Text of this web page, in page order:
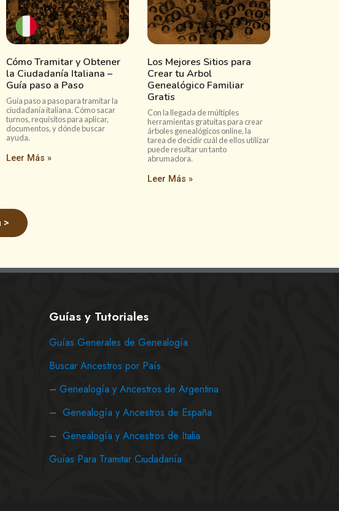
Cómo Tramitar y Obtener
la Ciudadanía Italiana –
Guía paso a Paso
Guía paso a paso para tramitar la
ciudadanía italiana. Cómo sacar
turnos, requisitos para aplicar,
documentos, y dónde buscar
ayuda.
Leer Más »
Los Mejores Sitios para
Crear tu Arbol
Genealógico Familiar
Gratis
Con la llegada de múltiples
herramientas gratuitas para crear
árboles genealógicos online, la
tarea de decidir cuál de ellos utilizar
puede resultar un tanto
abrumadora.
Leer Más »
>
Guías y Tutoriales
Guías Generales de Genealogía
Buscar Ancestros por País
– Genealogía y Ancestros de Argentina
– Genealogía y Ancestros de España
– Genealogía y Ancestros de Italia
Guías Para Tramitar Ciudadanía